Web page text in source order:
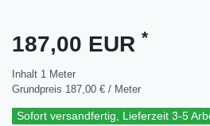
187,00 EUR *
Inhalt 1 Meter
Grundpreis 187,00 € / Meter
Sofort versandfertig, Lieferzeit 3-5